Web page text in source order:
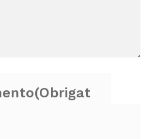
(Obrigat